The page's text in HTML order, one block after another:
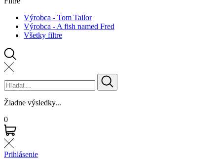
Výrobca - Tom Tailor
Výrobca - A fish named Fred
Všetky filtre
Žiadne výsledky...
0
Prihlásenie